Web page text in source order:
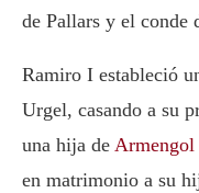
de Pallars y el conde
Ramiro I estableció
Urgel, casando a su
una hija de
en matrimonio a su